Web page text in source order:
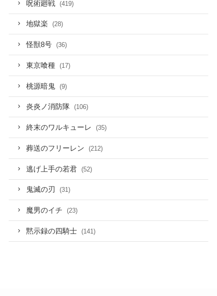
呪術廻戦 (419)
地獄楽 (28)
怪獣8号 (36)
東京喰種 (17)
桃源暗鬼 (9)
炎炎ノ消防隊 (106)
終末のワルキューレ (35)
葬送のフリーレン (212)
逃げ上手の若君 (52)
鬼滅の刃 (31)
魔男のイチ (23)
黙示録の四騎士 (141)